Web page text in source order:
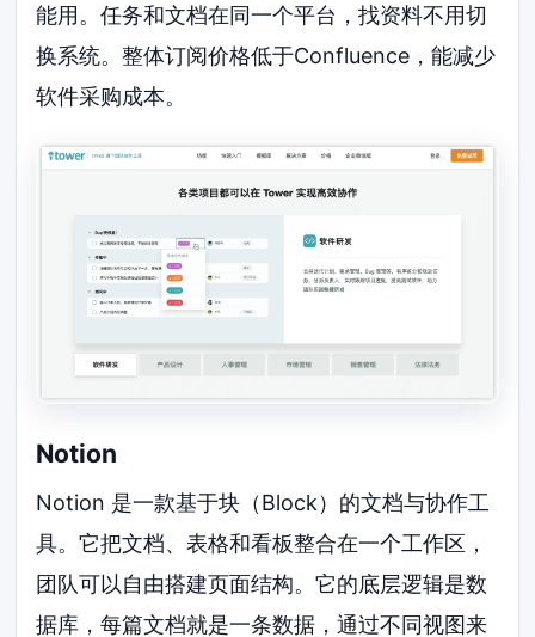
能用。任务和文档在同一个平台，找资料不用切
换系统。整体订阅价格低于Confluence，能减少
软件采购成本。
Notion
Notion 是一款基于块（Block）的文档与协作工
具。它把文档、表格和看板整合在一个工作区，
团队可以自由搭建页面结构。它的底层逻辑是数
据库，每篇文档就是一条数据，通过不同视图来